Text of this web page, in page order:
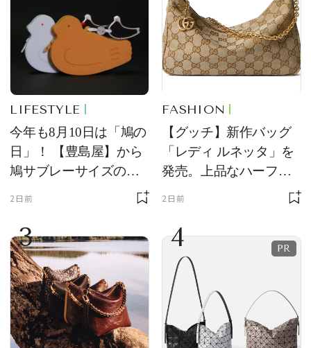
LIFESTYLE
今年も8月10日は「鳩の
日」！ 【豊島屋】から
鳩サブレーサイズのポ
ーチ「はとっこ」を限
2日前
FASHION
【グッチ】新作バッグ
「レディ ルネッタ」を
発売。上品なハーフム
ーン型がスタイリング
2日前
3 4